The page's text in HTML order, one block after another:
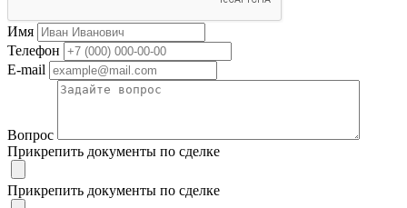
Имя
Телефон
E-mail
Вопрос
Прикрепить документы по сделке
Прикрепить документы по сделке